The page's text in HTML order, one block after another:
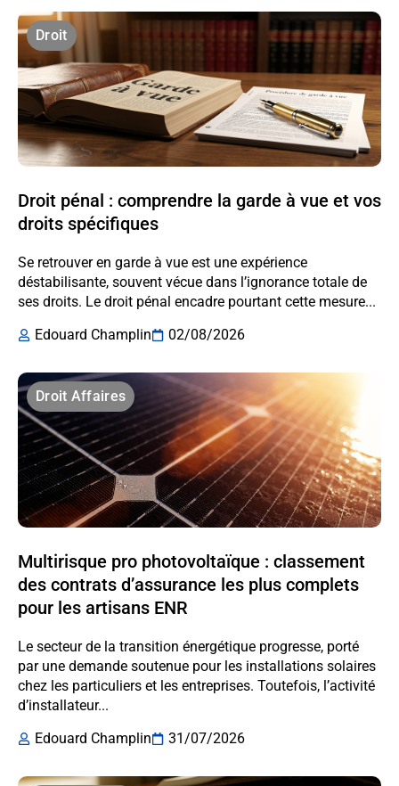
Droit
Droit pénal : comprendre la garde à vue et vos
droits spécifiques
Se retrouver en garde à vue est une expérience
déstabilisante, souvent vécue dans l’ignorance totale de
ses droits. Le droit pénal encadre pourtant cette mesure...
Edouard Champlin
02/08/2026
Droit Affaires
Multirisque pro photovoltaïque : classement
des contrats d’assurance les plus complets
pour les artisans ENR
Le secteur de la transition énergétique progresse, porté
par une demande soutenue pour les installations solaires
chez les particuliers et les entreprises. Toutefois, l’activité
d’installateur...
Edouard Champlin
31/07/2026